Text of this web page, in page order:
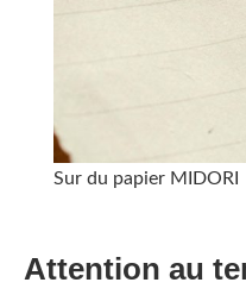
Sur du papier MIDORI
Attention au